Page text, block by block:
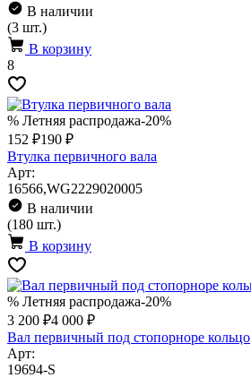
В наличии
(3 шт.)
В корзину
8
% Летняя распродажа-20%
152 ₽190 ₽
Втулка первичного вала
Арт:
16566,WG2229020005
В наличии
(180 шт.)
В корзину
% Летняя распродажа-20%
3 200 ₽4 000 ₽
Вал первичный под стопорноре кольцо
Арт:
19694-S